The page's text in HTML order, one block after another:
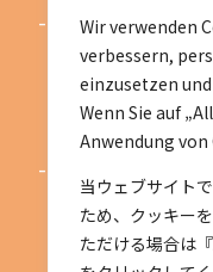
Wir verwenden
verbessern,
einzusetzen
Wenn Sie auf
Anwendung von
当ウェブサイト
ため、クッキー
ただける場合は
お知らせ
お知らせ一覧
活動予定一覧
ベルリン地区
ニーダーザクセ